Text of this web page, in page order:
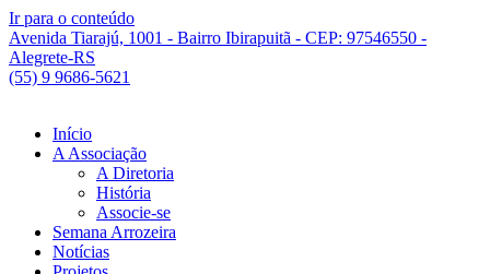
Ir para o conteúdo
Avenida Tiarajú, 1001 - Bairro Ibirapuitã - CEP: 97546550 -
Alegrete-RS
(55) 9 9686-5621
Início
A Associação
A Diretoria
História
Associe-se
Semana Arrozeira
Notícias